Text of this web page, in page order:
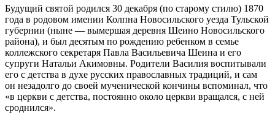
Будущий святой родился 30 декабря (по старому стилю) 1870
года в родовом имении Колпна Новосильского уезда Тульской
губернии (ныне — вымершая деревня Шеино Новосильского
района), и был десятым по рождению ребенком в семье
коллежского секретаря Павла Васильевича Шеина и его
супруги Натальи Акимовны. Родители Василия воспитывали
его с детства в духе русских православных традиций, и сам
он незадолго до своей мученической кончины вспоминал, что
«в церкви с детства, постоянно около церкви вращался, с ней
сроднился».